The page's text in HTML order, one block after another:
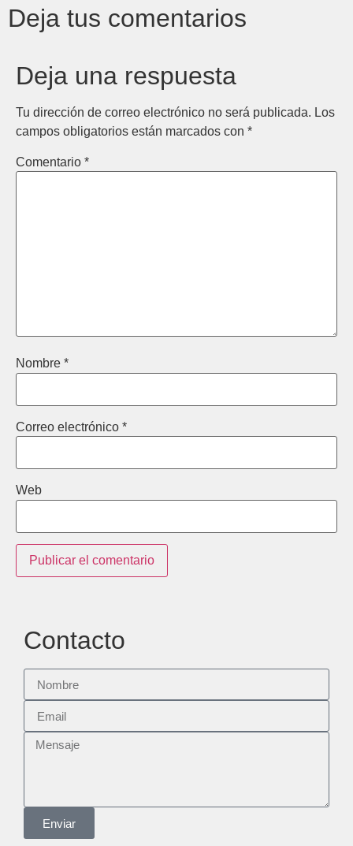
Deja tus comentarios
Deja una respuesta
Tu dirección de correo electrónico no será publicada. Los
campos obligatorios están marcados con *
Comentario *
Nombre *
Correo electrónico *
Web
Contacto
Enviar